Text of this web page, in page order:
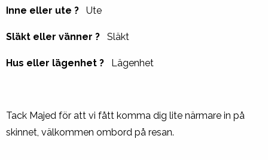
Inne eller ute ? Ute
Släkt eller vänner ? Släkt
Hus eller lägenhet ? Lägenhet
Tack Majed för att vi fått komma dig lite närmare in på
skinnet, välkommen ombord på resan.